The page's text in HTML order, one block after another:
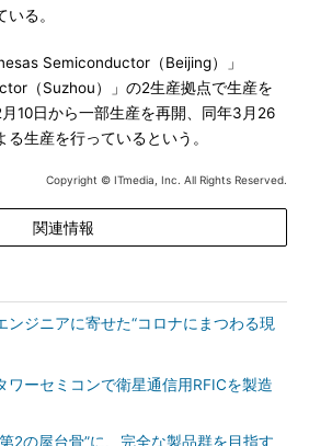
る。
Semiconductor（Beijing）」
（Suzhou）」の2生産拠点で生産を
10日から一部生産を再開、同年3月26
生産を行っているという。
Copyright © ITmedia, Inc. All Rights Reserved.
関連情報
ンジニアに寄せた“コロナにまつわる現
ワーセミコンで衛星通信用RFICを製造
2の屋台骨”に、完全な製品群を目指す